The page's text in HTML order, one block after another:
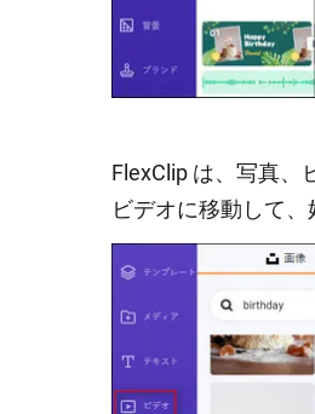
FlexClip は、写真、
ビデオに移動して